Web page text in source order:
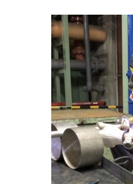
bo
ok
tte
r